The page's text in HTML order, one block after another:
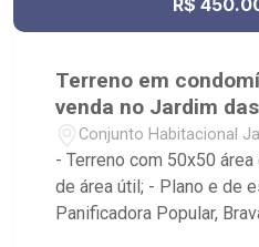
R$
Terreno em
venda no Jardim
Conjunto Habitacional
Ribeirão Preto/SP
- Terreno com 50x50 área do
de área útil; - Plano e de
Panificadora Popular,